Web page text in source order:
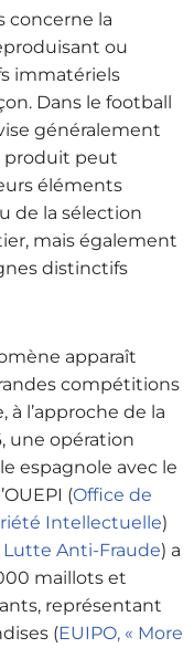
concerne la
ou
immatériels
Dans le football
généralement
produit peut
éléments
de la sélection
mais également
distinctifs
apparaît
compétitions
l’approche de la
une opération
espagnole avec le
(Office de
Intellectuelle)
Anti-Fraude) a
maillots et
représentant
(EUIPO, « More